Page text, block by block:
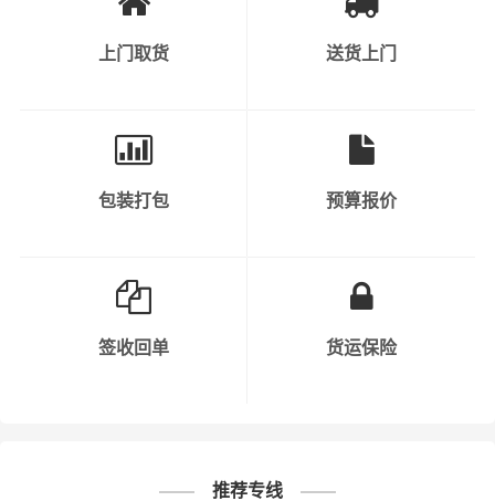
秉承“用心呵护，值得托付”的服务理念，在南通的崇川区、
质高效的运输服务。“一寸光阴一寸金，寸金难买寸光阴”，
财根南通物流及时把握时代脉搏，适时推出南通发松北区
的物流专线直达运输服务，在财根南通物流的细心运营
健身器械、五金材料、贵重货物、易碎物品等。
上门取货 送货上门
包装打包 预算报价
签收回单 货运保险
推荐专线